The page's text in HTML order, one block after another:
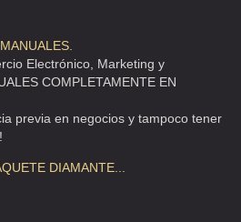
Electrónico, Marketing y
COMPLETAMENTE EN
previa en negocios y tampoco tener
DIAMANTE...